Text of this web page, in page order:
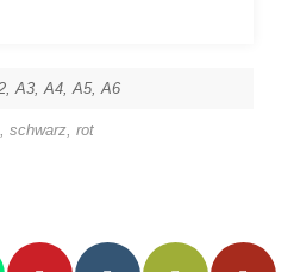
A3, A4, A5, A6
schwarz, rot